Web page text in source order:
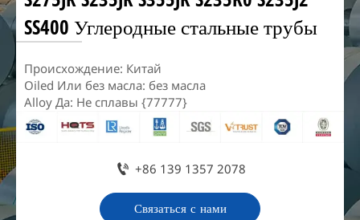
SS400 Углеродные стальные трубы
Происхождение: Китай
Oiled Или без масла: без масла
Alloy Да: Не сплавы {77777}
 +86 139 1357 2078
Связаться с нами